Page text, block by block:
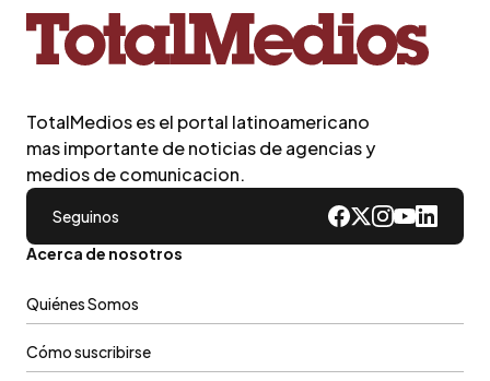
TotalMedios es el portal latinoamericano
mas importante de noticias de agencias y
medios de comunicacion.
Seguinos
Acerca de nosotros
Quiénes Somos
Cómo suscribirse